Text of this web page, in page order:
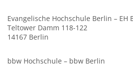
Evangelische Hochschule Berlin – EH
Teltower Damm 118-122
14167 Berlin
bbw Hochschule – bbw Berlin